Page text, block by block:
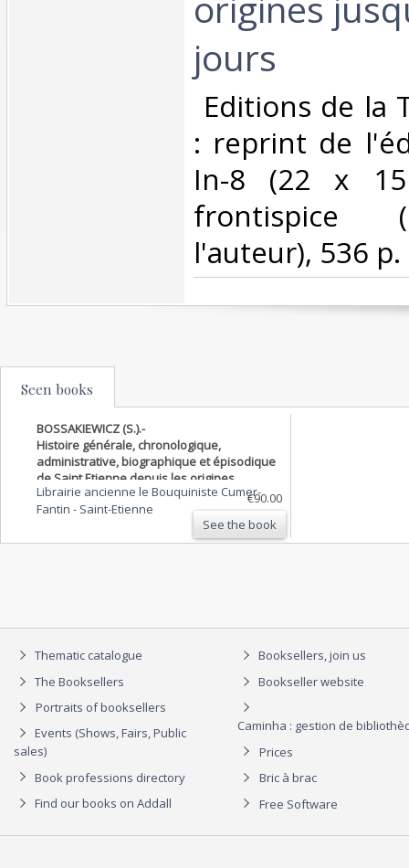
jours‎
Editions de la
: reprint de
In-8 (22 x
frontispice
l'auteur), 536 p.‎
Seen books
BOSSAKIEWICZ (S.).-
Histoire générale, chronologique,
administrative, biographique et épisodique
de Saint Etienne depuis les origines
jusqu'à nos jours.
Librairie ancienne le Bouquiniste Cumer-
Fantin - Saint-Etienne
€90.00
See the book
Thematic catalogue
The Booksellers
Portraits of booksellers
Events (Shows, Fairs, Public
sales)
Book professions directory
Find our books on Addall
Booksellers, join us
Bookseller website
Caminha : gestion de
Prices
Bric à brac
Free Software